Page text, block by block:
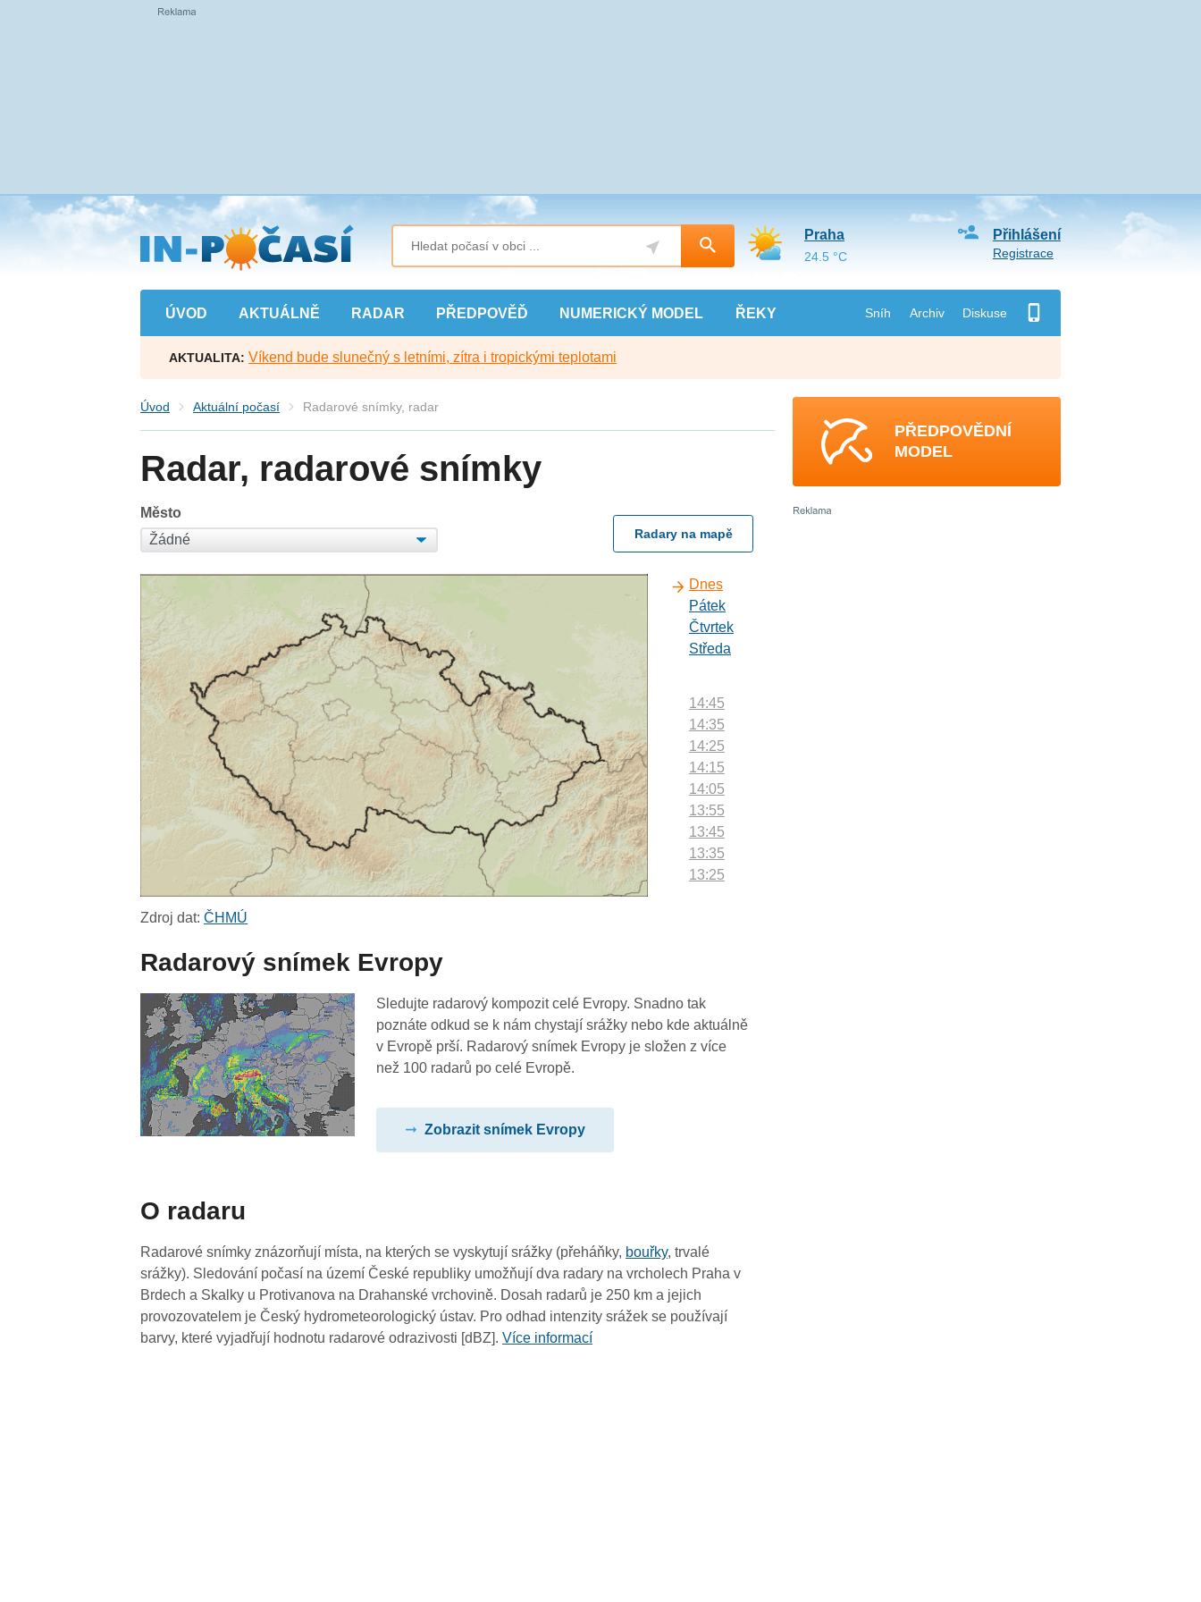
Přejít
na
hlavní
obsah
ÚVOD AKTUÁLNĚ RADAR PŘEDPOVĚĎ NUMERICKÝ MODEL ŘEKY Sníh Archiv Diskuse
Přihlášení
Registrace
Praha
24.5 °C
AKTUALITA: Víkend bude slunečný s letními, zítra i tropickými teplotami
Úvod Aktuální počasí Radarové snímky, radar
Radar, radarové snímky
Město
Radary na mapě
Dnes
Pátek
Čtvrtek
Středa
14:45
14:35
14:25
14:15
14:05
13:55
13:45
13:35
13:25
12:25
12:15
12:05
10:25
10:15
10:05
09:55
Zdroj dat:ČHMÚ
Radarový snímek Evropy
Sledujte radarový kompozit celé Evropy. Snadno tak
poznáte odkud se k nám chystají srážky nebo kde aktuálně
v Evropě prší. Radarový snímek Evropy je složen z více
než 100 radarů po celé Evropě.
Zobrazit snímek Evropy
O radaru
Radarové snímky znázorňují místa, na kterých se vyskytují srážky (přeháňky, bouřky, trvalé
srážky). Sledování počasí na území České republiky umožňují dva radary na vrcholech Praha v
Brdech a Skalky u Protivanova na Drahanské vrchovině. Dosah radarů je 250 km a jejich
provozovatelem je Český hydrometeorologický ústav. Pro odhad intenzity srážek se používají
barvy, které vyjadřují hodnotu radarové odrazivosti [dBZ].Více informací
PŘEDPOVĚDNÍ
MODEL